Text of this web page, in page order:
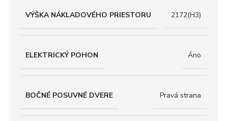
VÝŠKA NÁKLADOVÉHO PRIESTORU 2172(H3)
ELEKTRICKÝ POHON Áno
BOČNÉ POSUVNÉ DVERE Pravá strana